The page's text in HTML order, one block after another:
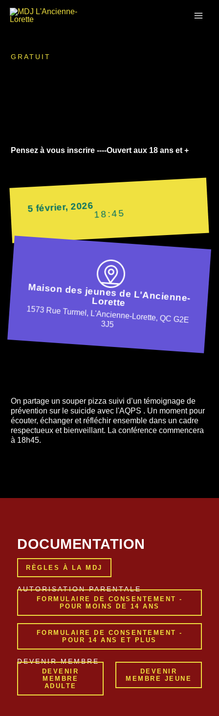
contenu
GRATUIT
Pensez à vous inscrire ----Ouvert aux 18 ans et +
5 février, 202618:45
Maison des jeunes de L'Ancienne-
Lorette
1573 Rue Turmel, L'Ancienne-Lorette, QC G2E
3J5
On partage un souper pizza suivi d’un témoignage de
prévention sur le suicide avec l'AQPS . Un moment pour
écouter, échanger et réfléchir ensemble dans un cadre
respectueux et bienveillant. La conférence commencera
à 18h45.
DOCUMENTATION
RÈGLES À LA MDJ
AUTORISATION PARENTALE
FORMULAIRE DE CONSENTEMENT -
POUR MOINS DE 14 ANS
FORMULAIRE DE CONSENTEMENT -
POUR 14 ANS ET PLUS
DEVENIR MEMBRE
DEVENIR
MEMBRE
ADULTE
DEVENIR
MEMBRE JEUNE